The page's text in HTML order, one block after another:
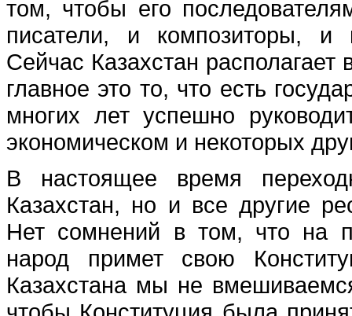
том, чтобы его
писатели, и композиторы, и
Сейчас Казахстан
главное это то, что есть
многих лет успешно
экономическом и некоторых
В настоящее время
Казахстан, но и все другие
Нет сомнений в том, что на
народ примет свою
Казахстана мы не